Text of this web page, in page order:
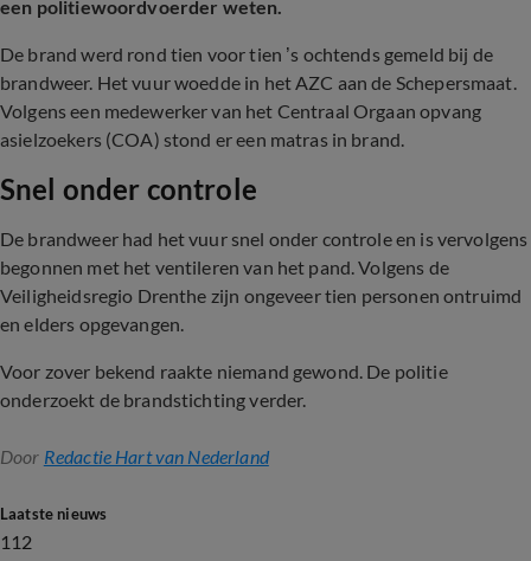
een politiewoordvoerder weten.
De brand werd rond tien voor tien ’s ochtends gemeld bij de
brandweer. Het vuur woedde in het AZC aan de Schepersmaat.
Volgens een medewerker van het Centraal Orgaan opvang
asielzoekers (COA) stond er een matras in brand.
Snel onder controle
De brandweer had het vuur snel onder controle en is vervolgens
begonnen met het ventileren van het pand. Volgens de
Veiligheidsregio Drenthe zijn ongeveer tien personen ontruimd
en elders opgevangen.
Voor zover bekend raakte niemand gewond. De politie
onderzoekt de brandstichting verder.
Door Redactie Hart van Nederland
Laatste nieuws
112